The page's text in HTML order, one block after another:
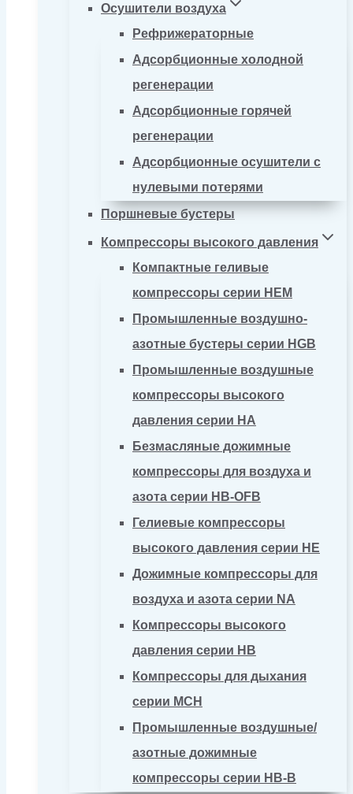
Осушители воздуха
Рефрижераторные
Адсорбционные холодной
регенерации
Адсорбционные горячей
регенерации
Адсорбционные осушители с
нулевыми потерями
Поршневые бустеры
Компрессоры высокого давления
Компактные геливые
компрессоры серии HEM
Промышленные воздушно-
азотные бустеры серии HGB
Промышленные воздушные
компрессоры высокого
давления серии HA
Безмасляные дожимные
компрессоры для воздуха и
азота серии HB-OFB
Гелиевые компрессоры
высокого давления серии HE
Дожимные компрессоры для
воздуха и азота серии NA
Компрессоры высокого
давления серии HB
Компрессоры для дыхания
серии MCH
Промышленные воздушные/
азотные дожимные
компрессоры серии HB-B